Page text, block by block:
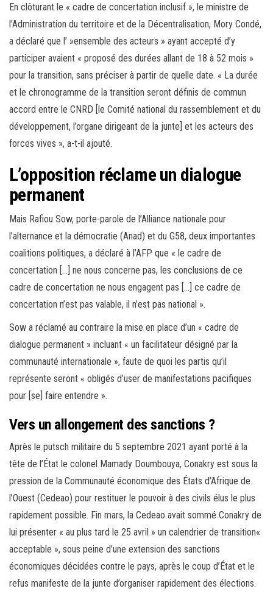
En clôturant le « cadre de concertation inclusif », le ministre de
l’Administration du territoire et de la Décentralisation, Mory Condé,
a déclaré que l’ »ensemble des acteurs » ayant accepté d’y
participer avaient « proposé des durées allant de 18 à 52 mois »
pour la transition, sans préciser à partir de quelle date. « La durée
et le chronogramme de la transition seront définis de commun
accord entre le CNRD [le Comité national du rassemblement et du
développement, l’organe dirigeant de la junte] et les acteurs des
forces vives », a-t-il ajouté.
L’opposition réclame un dialogue
permanent
Mais Rafiou Sow, porte-parole de l’Alliance nationale pour
l’alternance et la démocratie (Anad) et du G58, deux importantes
coalitions politiques, a déclaré à l’AFP que « le cadre de
concertation […] ne nous concerne pas, les conclusions de ce
cadre de concertation ne nous engagent pas […] ce cadre de
concertation n’est pas valable, il n’est pas national ».
Sow a réclamé au contraire la mise en place d’un « cadre de
dialogue permanent » incluant « un facilitateur désigné par la
communauté internationale », faute de quoi les partis qu’il
représente seront « obligés d’user de manifestations pacifiques
pour [se] faire entendre ».
Vers un allongement des sanctions ?
Après le putsch militaire du 5 septembre 2021 ayant porté à la
tête de l’État le colonel Mamady Doumbouya, Conakry est sous la
pression de la Communauté économique des États d’Afrique de
l’Ouest (Cedeao) pour restituer le pouvoir à des civils élus le plus
rapidement possible. Fin mars, la Cedeao avait sommé Conakry de
lui présenter « au plus tard le 25 avril » un calendrier de transition«
acceptable », sous peine d’une extension des sanctions
économiques décidées contre le pays, après le coup d’État et le
refus manifeste de la junte d’organiser rapidement des élections.